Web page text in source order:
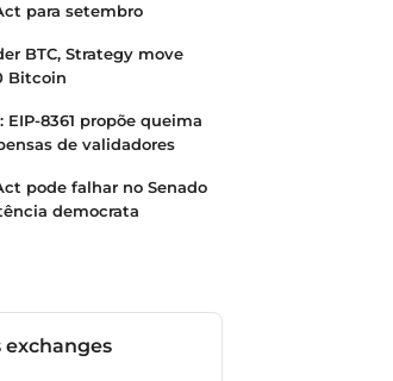
para setembro
BTC, Strategy move
Bitcoin
EIP-8361 propõe queima
de validadores
pode falhar no Senado
democrata